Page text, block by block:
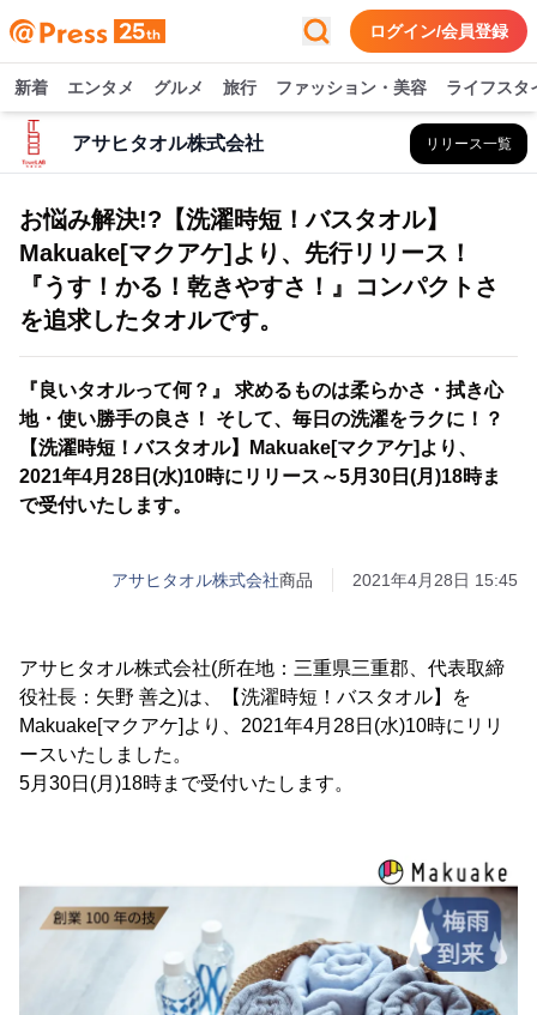
ログイン/会員登録
新着 エンタメ グルメ 旅行 ファッション・美容 ライフスタ
アサヒタオル株式会社 リリース一覧
お悩み解決!?【洗濯時短！バスタオル】
Makuake[マクアケ]より、先行リリース！
『うす！かる！乾きやすさ！』コンパクトさ
を追求したタオルです。
『良いタオルって何？』 求めるものは柔らかさ・拭き心
地・使い勝手の良さ！ そして、毎日の洗濯をラクに！？
【洗濯時短！バスタオル】Makuake[マクアケ]より、
2021年4月28日(水)10時にリリース～5月30日(月)18時ま
で受付いたします。
アサヒタオル株式会社商品 2021年4月28日 15:45
アサヒタオル株式会社(所在地：三重県三重郡、代表取締
役社長：矢野 善之)は、【洗濯時短！バスタオル】を
Makuake[マクアケ]より、2021年4月28日(水)10時にリリ
ースいたしました。
5月30日(月)18時まで受付いたします。